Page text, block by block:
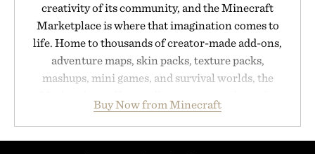
creativity of its community, and the Minecraft
Marketplace is where that imagination comes to
life. Home to thousands of creator-made add-ons,
adventure maps, skin packs, texture packs,
mashups, mini games, and survival worlds, the
familiar block-built universe. Through July 28, the
annual Summer Sale makes exploring even easier,
Buy Now from Minecraft